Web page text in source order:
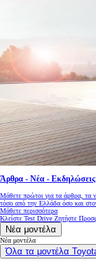
Άρθρα - Νέα - Εκδηλώσεις
Μάθετε πρώτοι για τα άρθρα, τα
τόσο από την Ελλάδα όσο και
Μάθετε περισσότερα
Κλείστε Test Drive Ζητήστε
Νέα μοντέλα
Νέα μοντέλα
Όλα τα μοντέλα